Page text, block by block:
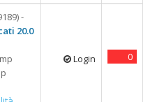
-
20.0
Login 0